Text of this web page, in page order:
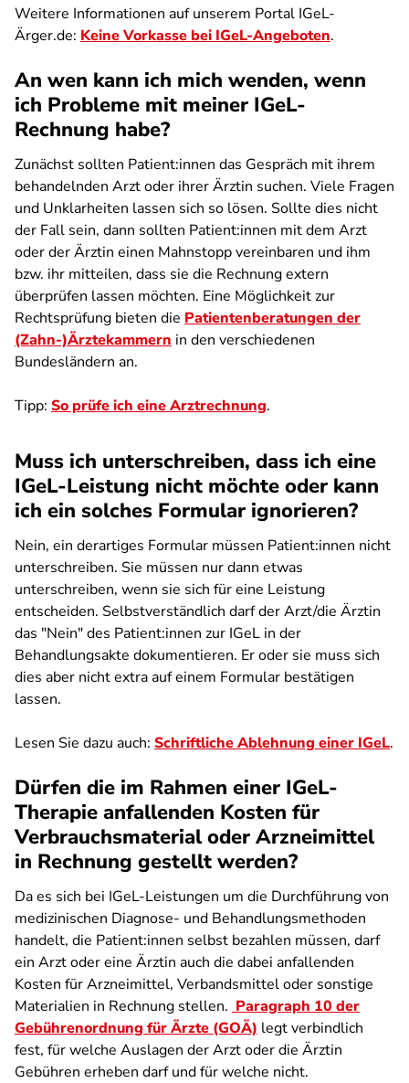
Weitere Informationen auf unserem Portal IGeL-
Ärger.de: Keine Vorkasse bei IGeL-Angeboten.
An wen kann ich mich wenden, wenn
ich Probleme mit meiner IGeL-
Rechnung habe?
Zunächst sollten Patient:innen das Gespräch mit ihrem
behandelnden Arzt oder ihrer Ärztin suchen. Viele Fragen
und Unklarheiten lassen sich so lösen. Sollte dies nicht
der Fall sein, dann sollten Patient:innen mit dem Arzt
oder der Ärztin einen Mahnstopp vereinbaren und ihm
bzw. ihr mitteilen, dass sie die Rechnung extern
überprüfen lassen möchten. Eine Möglichkeit zur
Rechtsprüfung bieten die Patientenberatungen der
(Zahn-)Ärztekammern in den verschiedenen
Bundesländern an.
Tipp: So prüfe ich eine Arztrechnung.
Muss ich unterschreiben, dass ich eine
IGeL-Leistung nicht möchte oder kann
ich ein solches Formular ignorieren?
Nein, ein derartiges Formular müssen Patient:innen nicht
unterschreiben. Sie müssen nur dann etwas
unterschreiben, wenn sie sich für eine Leistung
entscheiden. Selbstverständlich darf der Arzt/die Ärztin
das "Nein" des Patient:innen zur IGeL in der
Behandlungsakte dokumentieren. Er oder sie muss sich
dies aber nicht extra auf einem Formular bestätigen
lassen.
Lesen Sie dazu auch: Schriftliche Ablehnung einer IGeL.
Dürfen die im Rahmen einer IGeL-
Therapie anfallenden Kosten für
Verbrauchsmaterial oder Arzneimittel
in Rechnung gestellt werden?
Da es sich bei IGeL-Leistungen um die Durchführung von
medizinischen Diagnose- und Behandlungsmethoden
handelt, die Patient:innen selbst bezahlen müssen, darf
ein Arzt oder eine Ärztin auch die dabei anfallenden
Kosten für Arzneimittel, Verbandsmittel oder sonstige
Materialien in Rechnung stellen. Paragraph 10 der
Gebührenordnung für Ärzte (GOÄ) legt verbindlich
fest, für welche Auslagen der Arzt oder die Ärztin
Gebühren erheben darf und für welche nicht.